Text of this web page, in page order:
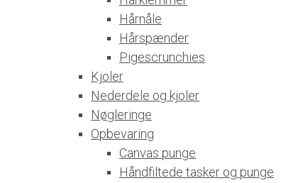
Hårnåle
Hårspænder
Pigescrunchies
Kjoler
Nederdele og kjoler
Nøgleringe
Opbevaring
Canvas punge
Håndfiltede tasker og punge